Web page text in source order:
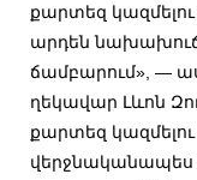
քարտեզ
արդեն
ճամբարում», —
ղեկավար Լևոն
քարտեզ
վերջնականապես